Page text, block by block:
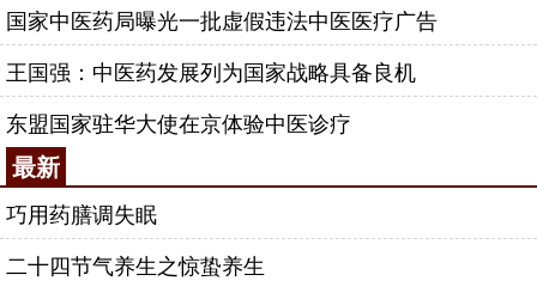
国家中医药局曝光一批虚假违法中医医疗广告
王国强：中医药发展列为国家战略具备良机
东盟国家驻华大使在京体验中医诊疗
最新
巧用药膳调失眠
二十四节气养生之惊蛰养生